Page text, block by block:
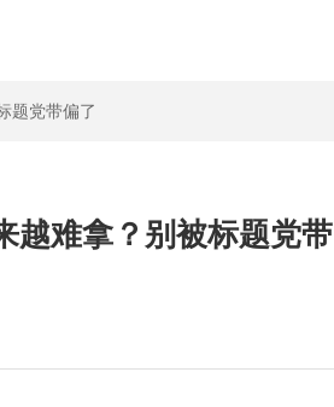
题党带偏了
越难拿？别被标题党带